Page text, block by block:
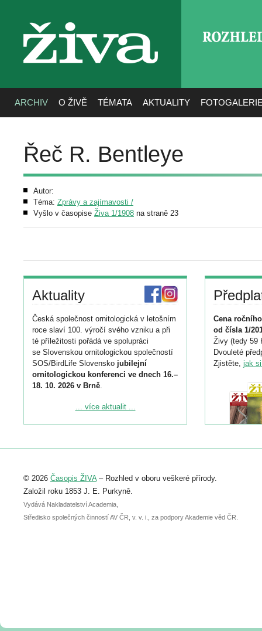
živa
ARCHIV O ŽIVĚ TÉMATA AKTUALITY
Řeč R. Bentleye
Autor:
Téma: Zprávy a zajímavosti /
Vyšlo v časopise Živa 1/1908 na straně 23
Aktuality
Česká společnost ornitologická v letošním
roce slaví 100. výročí svého vzniku a při
té příležitosti pořádá ve spolupráci
se Slovenskou ornitologickou společností
SOS/BirdLife Slovensko jubilejní
ornitologickou konferenci ve dnech 16.–
18. 10. 2026 v Brně.
Podrobnější informace ke konferenci
Registrovat se můžete do 6. září.
abstraktu přihlášené přednášky nebo
posteru je už 30. června.
... více aktualit ...
Cena
od čísla 1/
Živy (tedy 59
Dvouleté
Zjistěte, jak
© 2026 Časopis ŽIVA– Rozhled v oboru veškeré přírody.
Založil roku 1853 J. E. Purkyně.
Vydává Nakladatelství Academia,
Středisko společných činností AV ČR, v. v. i., za podpory Akademie věd ČR.